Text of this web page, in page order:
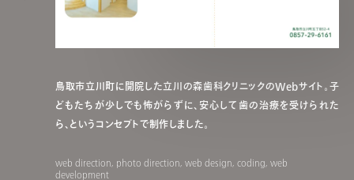
鳥取市立川町に開院した立川の森歯科クリニックのWebサイト。子
どもたちが少しでも怖がらずに、安心して歯の治療を受けられた
ら、というコンセプトで制作しました。
web direction, photo direction, web design, coding, web
development